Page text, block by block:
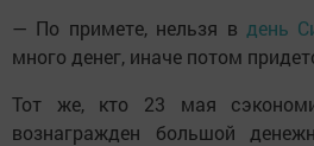
— По примете, нельзя в день
много денег, иначе потом
Тот же, кто 23 мая
вознагражден большой